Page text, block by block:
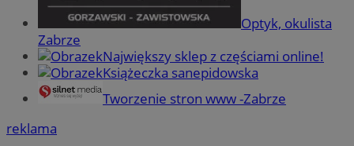
Optyk, okulista
Zabrze
Największy sklep z częściami online!
Książeczka sanepidowska
Tworzenie stron www -Zabrze
reklama